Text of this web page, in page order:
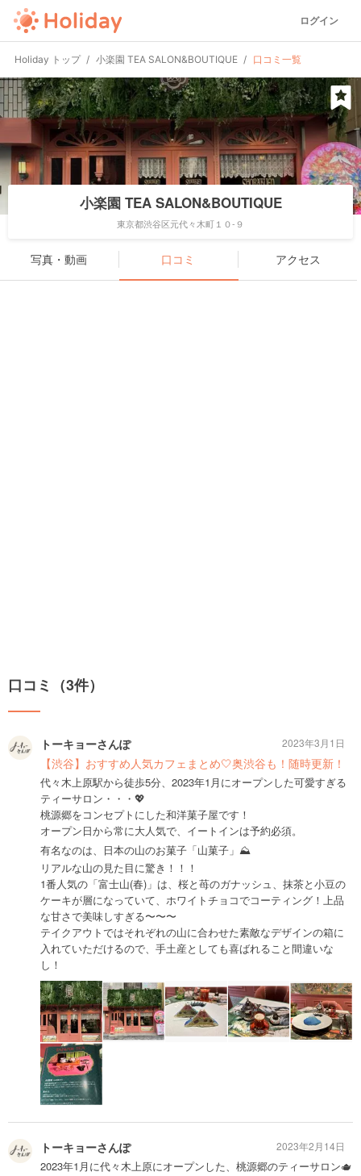
ログイン
Holiday トップ 小楽園 TEA SALON&BOUTIQUE 口コミ一覧
小楽園 TEA SALON&BOUTIQUE
東京都渋谷区元代々木町１０-９
写真・動画 口コミ アクセス
口コミ（3件）
トーキョーさんぽ
【渋谷】おすすめ人気カフェまとめ🤍奥渋谷も！随時更新！
代々木上原駅から徒歩5分、2023年1月にオープンした可愛すぎる
ティーサロン・・・💖
桃源郷をコンセプトにした和洋菓子屋です！
オープン日から常に大人気で、イートインは予約必須。
有名なのは、日本の山のお菓子「山菓子」⛰
リアルな山の見た目に驚き！！！
1番人気の「富士山(春)」は、桜と苺のガナッシュ、抹茶と小豆の
ケーキが層になっていて、ホワイトチョコでコーティング！上品
な甘さで美味しすぎる〜〜〜
テイクアウトではそれぞれの山に合わせた素敵なデザインの箱に
入れていただけるので、手土産としても喜ばれること間違いな
し！
2023年3月1日
トーキョーさんぽ
2023年1月に代々木上原にオープンした、桃源郷のティーサロン🫖
2023年2月14日